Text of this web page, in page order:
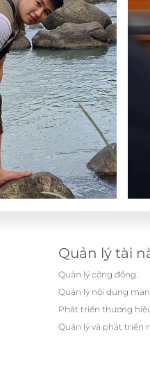
Quản lý tài
Quản lý cộng đồng.
Quản lý nội dung
Phát triển thương
Quản lý và phát triển